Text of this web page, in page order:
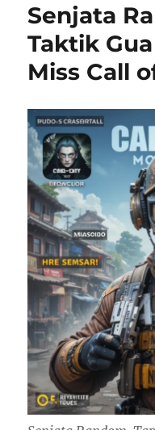
Senjata
Taktik
Miss Call